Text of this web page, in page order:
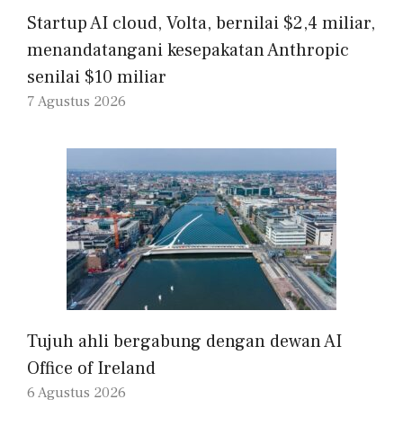
Startup AI cloud, Volta, bernilai $2,4 miliar,
menandatangani kesepakatan Anthropic
senilai $10 miliar
7 Agustus 2026
Tujuh ahli bergabung dengan dewan AI
Office of Ireland
6 Agustus 2026